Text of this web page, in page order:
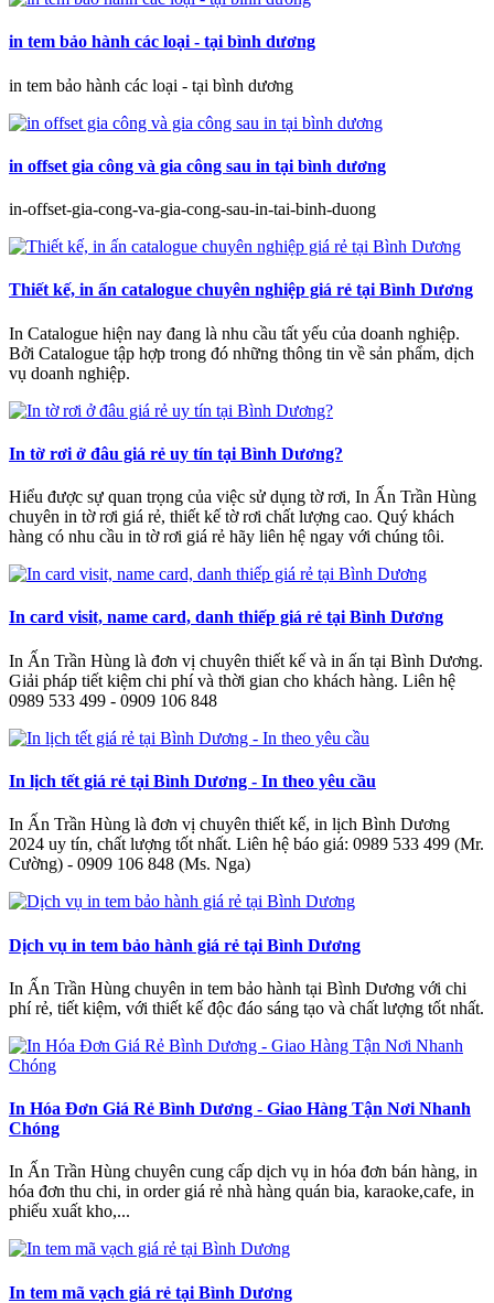
in tem bảo hành các loại - tại bình dương
in tem bảo hành các loại - tại bình dương
in offset gia công và gia công sau in tại bình dương
in-offset-gia-cong-va-gia-cong-sau-in-tai-binh-duong
Thiết kế, in ấn catalogue chuyên nghiệp giá rẻ tại Bình Dương
In Catalogue hiện nay đang là nhu cầu tất yếu của doanh nghiệp.
Bởi Catalogue tập hợp trong đó những thông tin về sản phẩm, dịch
vụ doanh nghiệp.
In tờ rơi ở đâu giá rẻ uy tín tại Bình Dương?
Hiểu được sự quan trọng của việc sử dụng tờ rơi, In Ấn Trần Hùng
chuyên in tờ rơi giá rẻ, thiết kế tờ rơi chất lượng cao. Quý khách
hàng có nhu cầu in tờ rơi giá rẻ hãy liên hệ ngay với chúng tôi.
In card visit, name card, danh thiếp giá rẻ tại Bình Dương
In Ấn Trần Hùng là đơn vị chuyên thiết kế và in ấn tại Bình Dương.
Giải pháp tiết kiệm chi phí và thời gian cho khách hàng. Liên hệ
0989 533 499 - 0909 106 848
In lịch tết giá rẻ tại Bình Dương - In theo yêu cầu
In Ấn Trần Hùng là đơn vị chuyên thiết kế, in lịch Bình Dương
2024 uy tín, chất lượng tốt nhất. Liên hệ báo giá: 0989 533 499 (Mr.
Cường) - 0909 106 848 (Ms. Nga)
Dịch vụ in tem bảo hành giá rẻ tại Bình Dương
In Ấn Trần Hùng chuyên in tem bảo hành tại Bình Dương với chi
phí rẻ, tiết kiệm, với thiết kế độc đáo sáng tạo và chất lượng tốt nhất.
In Hóa Đơn Giá Rẻ Bình Dương - Giao Hàng Tận Nơi Nhanh
Chóng
In Ấn Trần Hùng chuyên cung cấp dịch vụ in hóa đơn bán hàng, in
hóa đơn thu chi, in order giá rẻ nhà hàng quán bia, karaoke,cafe, in
phiếu xuất kho,...
In tem mã vạch giá rẻ tại Bình Dương